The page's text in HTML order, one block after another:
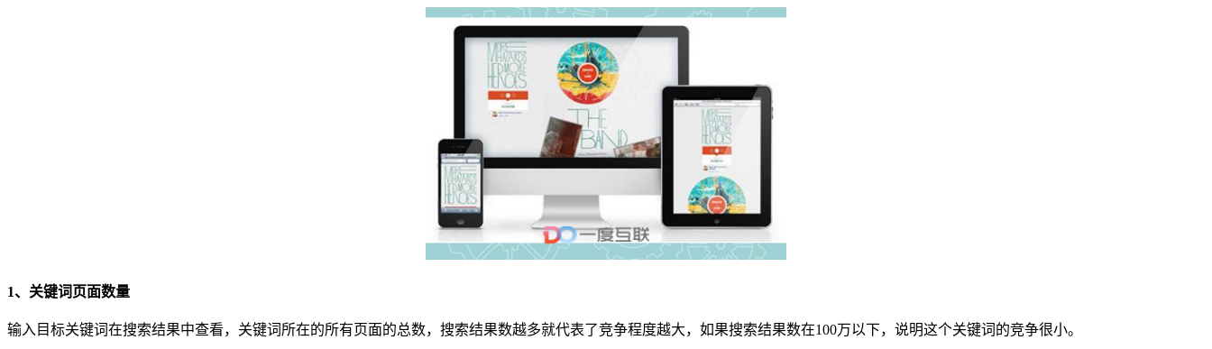
1、关键词页面数量
输入目标关键词在搜索结果中查看，关键词所在的所有页面的总数，搜索结果数越多就代表了竞争程度越大，如果搜索结果数在100万以下，说明这个关键词的竞争很小。